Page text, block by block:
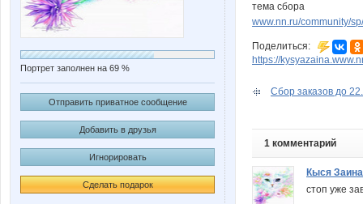
Портрет заполнен на 69 %
Отправить приватное сообщение
Добавить в друзья
Игнорировать
Сделать подарок
тема сбора
www.nn.ru/community/
Поделиться:
https://
Сбор заказов до
1 комментарий
Кыся Заина
стоп уже